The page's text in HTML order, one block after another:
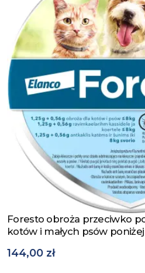
Zobacz produkt
Foresto obroża przeciwko
kotów i małych psów
144,00 zł